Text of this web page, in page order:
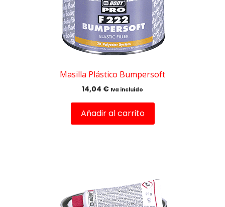
Masilla Plástico Bumpersoft
14,04 € Iva incluido
Añadir al carrito